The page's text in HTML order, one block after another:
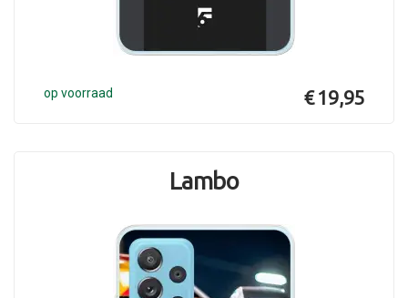
op voorraad € 19,95
Lambo